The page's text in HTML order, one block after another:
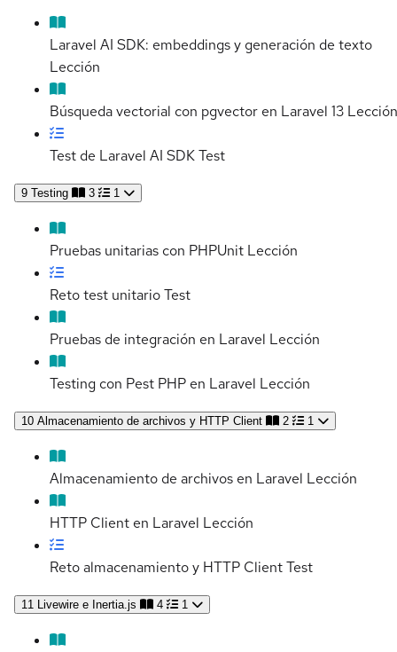
Laravel AI SDK: embeddings y generación de texto
Lección
Búsqueda vectorial con pgvector en Laravel 13 Lección
Test de Laravel AI SDKTest
9 Testing 3 1
Pruebas unitarias con PHPUnit Lección
Reto test unitarioTest
Pruebas de integración en Laravel Lección
Testing con Pest PHP en Laravel Lección
10 Almacenamiento de archivos y HTTP Client 2 1
Almacenamiento de archivos en Laravel Lección
HTTP Client en Laravel Lección
Reto almacenamiento y HTTP ClientTest
11 Livewire e Inertia.js 4 1